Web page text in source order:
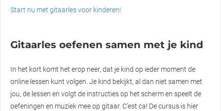
Start nu met gitaarles voor kinderen!
Gitaarles oefenen samen met je kind
In het kort komt het erop neer, dat je kind op ieder moment de
online lessen kunt volgen. Je kind bekijkt, al dan niet samen met
jou, de lessen en volgt de instructies op het scherm en speelt de
oefeningen en muziek mee op gitaar. C’est ca! De cursus is hier